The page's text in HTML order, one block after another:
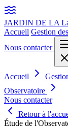
JARDIN DE LA
Accueil Gestion
Nous contacter
Accueil
Observatoire
Nous contacter
Retour à
Étude de